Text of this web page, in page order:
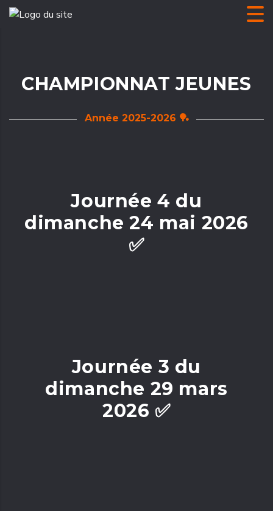
CHAMPIONNAT JEUNES
Année 2025-2026 🏓
Journée 4 du
dimanche 24 mai 2026
✅
Journée 3 du
dimanche 29 mars
2026 ✅